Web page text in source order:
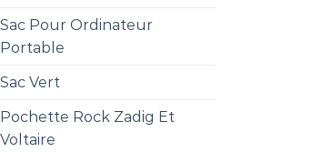
Sac Pour Ordinateur
Portable
Sac Vert
Pochette Rock Zadig Et
Voltaire